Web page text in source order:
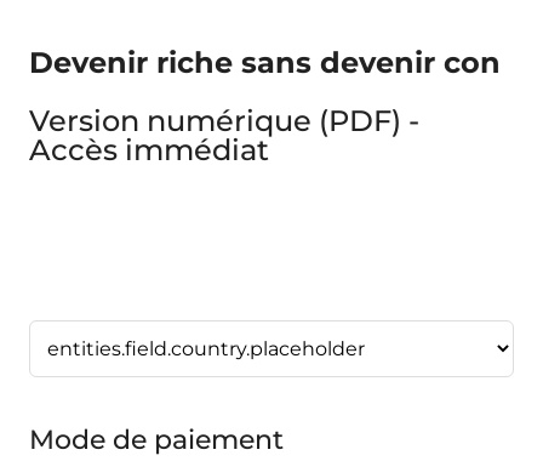
Devenir riche sans devenir con
Version numérique (PDF) -
Accès immédiat
Mode de paiement